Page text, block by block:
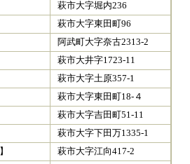
萩市大字堀内236
萩市大字東田町96
阿武町大字奈古2313-2
萩市大井字1723-11
萩市大字土原357-1
萩市大字東田町18-４
萩市大字吉田町51-11
萩市大字下田万1335-1
】
萩市大字江向417-2